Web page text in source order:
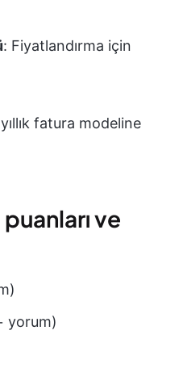
: Fiyatlandırma için
fatura modeline
ve
yorum)